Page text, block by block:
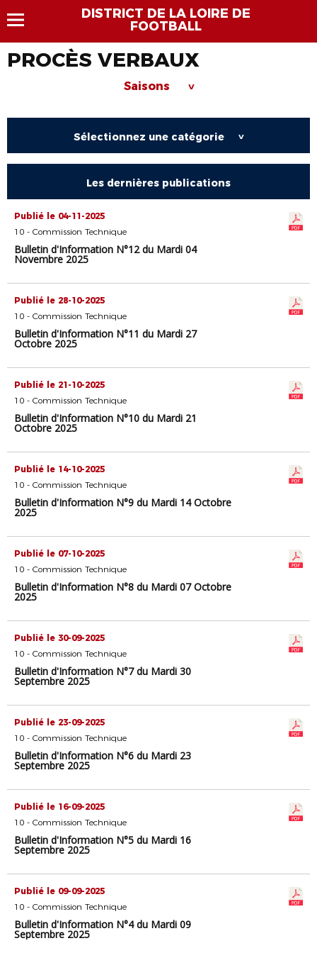
DISTRICT DE LA LOIRE DE
FOOTBALL
PROCÈS VERBAUX
Saisons >
Sélectionnez une catégorie >
Les dernières publications
Publié le 04-11-2025
10 - Commission Technique
Bulletin d'Information N°12 du Mardi 04
Novembre 2025
Publié le 28-10-2025
10 - Commission Technique
Bulletin d'Information N°11 du Mardi 27
Octobre 2025
Publié le 21-10-2025
10 - Commission Technique
Bulletin d'Information N°10 du Mardi 21
Octobre 2025
Publié le 14-10-2025
10 - Commission Technique
Bulletin d'Information N°9 du Mardi 14 Octobre
2025
Publié le 07-10-2025
10 - Commission Technique
Bulletin d'Information N°8 du Mardi 07 Octobre
2025
Publié le 30-09-2025
10 - Commission Technique
Bulletin d'Information N°7 du Mardi 30
Septembre 2025
Publié le 23-09-2025
10 - Commission Technique
Bulletin d'Information N°6 du Mardi 23
Septembre 2025
Publié le 16-09-2025
10 - Commission Technique
Bulletin d'Information N°5 du Mardi 16
Septembre 2025
Publié le 09-09-2025
10 - Commission Technique
Bulletin d'Information N°4 du Mardi 09
Septembre 2025